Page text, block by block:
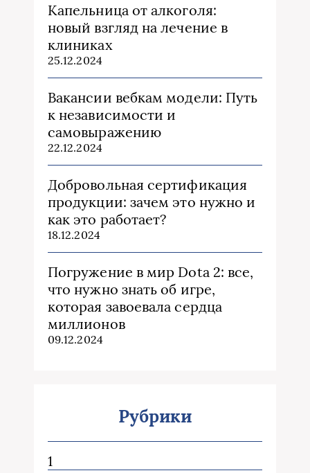
Капельница от алкоголя:
новый взгляд на лечение в
клиниках
25.12.2024
Вакансии вебкам модели: Путь
к независимости и
самовыражению
22.12.2024
Добровольная сертификация
продукции: зачем это нужно и
как это работает?
18.12.2024
Погружение в мир Dota 2: все,
что нужно знать об игре,
которая завоевала сердца
миллионов
09.12.2024
Рубрики
1